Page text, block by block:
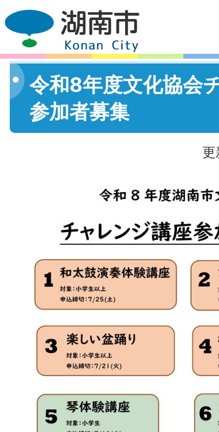
令和8年度文化協会
参加者募集